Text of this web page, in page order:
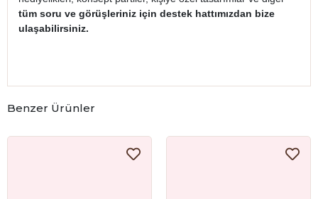
tüm soru ve görüşleriniz için destek hattımızdan bize
ulaşabilirsiniz.
Benzer Ürünler